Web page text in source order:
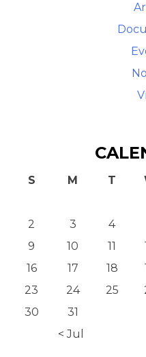
S M T
2
3 4
9
10 11
16
17 18
23
24 25
30
31
< Jul